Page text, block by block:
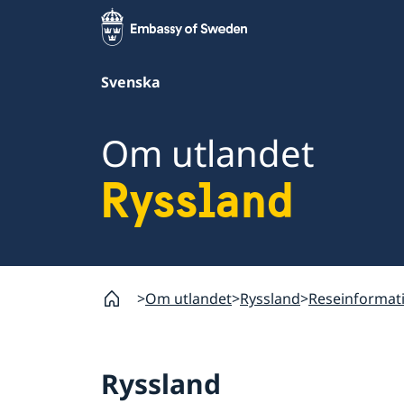
Svenska
Om utlandet
Ryssland
Om utlandet Ryssland
Ryssland